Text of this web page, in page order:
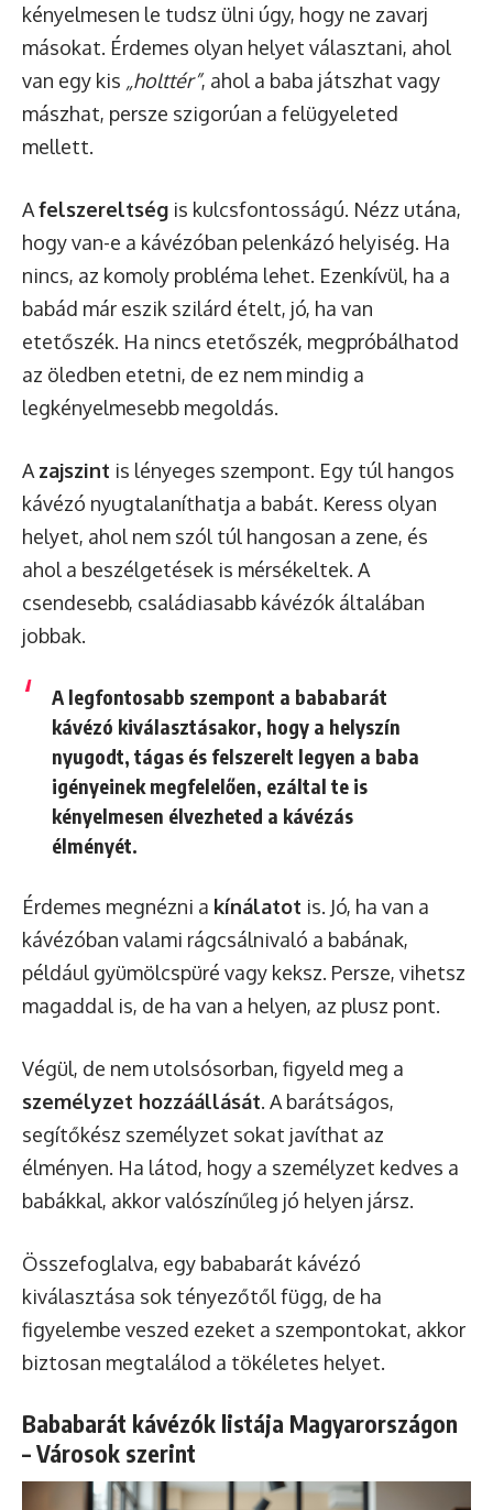
kényelmesen le tudsz ülni úgy, hogy ne zavarj
másokat. Érdemes olyan helyet választani, ahol
van egy kis „holttér”, ahol a baba játszhat vagy
mászhat, persze szigorúan a felügyeleted
mellett.
Afelszereltség is kulcsfontosságú. Nézz utána,
hogy van-e a kávézóban pelenkázó helyiség. Ha
nincs, az komoly probléma lehet. Ezenkívül, ha a
babád már eszik szilárd ételt, jó, ha van
etetőszék. Ha nincs etetőszék, megpróbálhatod
az öledben etetni, de ez nem mindig a
legkényelmesebb megoldás.
A zajszint is lényeges szempont. Egy túl hangos
kávézó nyugtalaníthatja a babát. Keress olyan
helyet, ahol nem szól túl hangosan a zene, és
ahol a beszélgetések is mérsékeltek. A
csendesebb, családiasabb kávézók általában
jobbak.
A legfontosabb szempont a bababarát
kávézó kiválasztásakor, hogy a helyszín
nyugodt, tágas és felszerelt legyen a baba
igényeinek megfelelően, ezáltal te is
kényelmesen élvezheted a kávézás
élményét.
Érdemes megnézni a kínálatot is. Jó, ha van a
kávézóban valami rágcsálnivaló a babának,
például gyümölcspüré vagy keksz. Persze, vihetsz
magaddal is, de ha van a helyen, az plusz pont.
Végül, de nem utolsósorban, figyeld meg a
személyzet hozzáállását. A barátságos,
segítőkész személyzet sokat javíthat az
élményen. Ha látod, hogy a személyzet kedves a
babákkal, akkor valószínűleg jó helyen jársz.
Összefoglalva, egy bababarát kávézó
kiválasztása sok tényezőtől függ, de ha
figyelembe veszed ezeket a szempontokat, akkor
biztosan megtalálod a tökéletes helyet.
Bababarát kávézók listája Magyarországon
– Városok szerint